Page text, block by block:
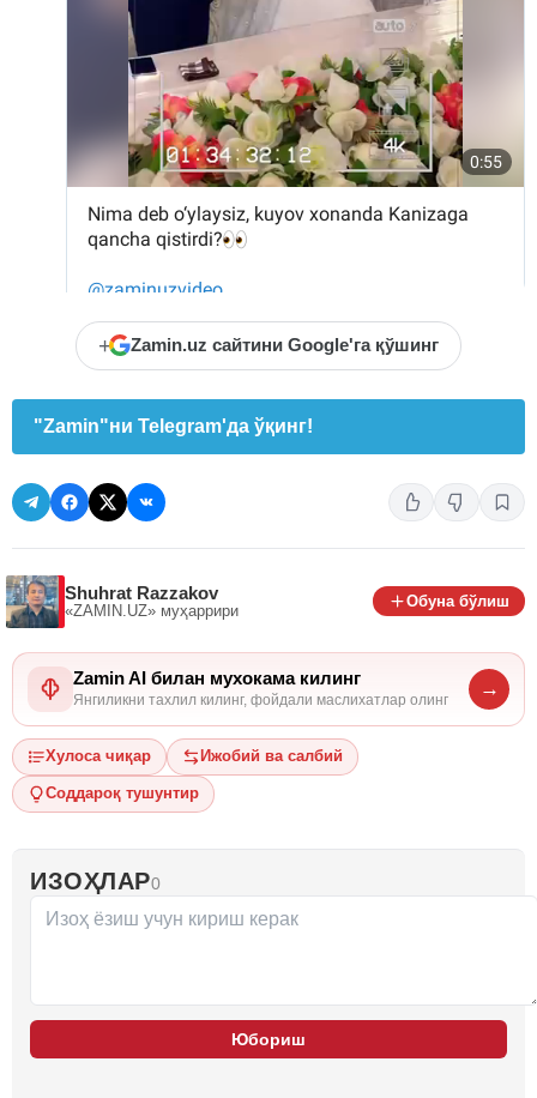
+ Zamin.uz сайтини Google'га қўшинг
"Zamin"ни Telegram'да ўқинг!
Shuhrat Razzakov
«ZAMIN.UZ» муҳаррири
Обуна бўлиш
Zamin AI билан мухокама килинг
Янгиликни тахлил килинг, фойдали маслихатлар олинг
→
Хулоса чиқар Ижобий ва салбий
Соддароқ тушунтир
ИЗОҲЛАР0
Юбориш